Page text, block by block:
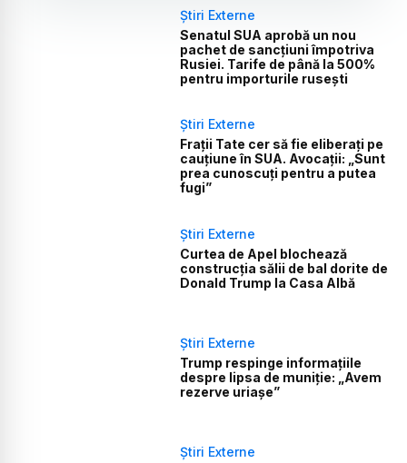
Știri Externe
Senatul SUA aprobă un nou
pachet de sancțiuni împotriva
Rusiei. Tarife de până la 500%
pentru importurile rusești
Știri Externe
Frații Tate cer să fie eliberați pe
cauțiune în SUA. Avocații: „Sunt
prea cunoscuți pentru a putea
fugi”
Știri Externe
Curtea de Apel blochează
construcția sălii de bal dorite de
Donald Trump la Casa Albă
Știri Externe
Trump respinge informațiile
despre lipsa de muniție: „Avem
rezerve uriașe”
Știri Externe